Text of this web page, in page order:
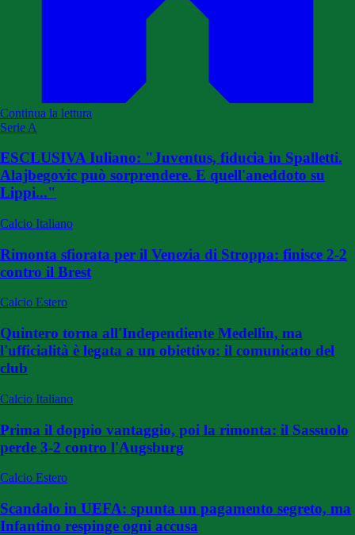
Continua la lettura
Serie A
ESCLUSIVA Iuliano: "Juventus, fiducia in Spalletti.
Alajbegovic può sorprendere. E quell'aneddoto su
Lippi..."
Calcio Italiano
Rimonta sfiorata per il Venezia di Stroppa: finisce 2-2
contro il Brest
Calcio Estero
Quintero torna all'Independiente Medellin, ma
l'ufficialità è legata a un obiettivo: il comunicato del
club
Calcio Italiano
Prima il doppio vantaggio, poi la rimonta: il Sassuolo
perde 3-2 contro l'Augsburg
Calcio Estero
Scandalo in UEFA: spunta un pagamento segreto, ma
Infantino respinge ogni accusa